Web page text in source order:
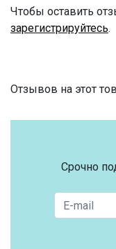
Чтобы оставить
зарегистрируйтесь.
Отзывов на этот
Срочно